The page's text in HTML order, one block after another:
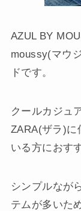
AZUL BY
moussy(マウ
ドです。
クールカジュ
ZARA(ザラ)に
いる方におす
シンプルなが
テムが多いた